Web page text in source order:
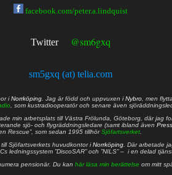
facebook.com/peter.a.lindquist
Twitter @sm6gxq
sm5gxq (at) telia.com
iNorrköping . Jag är född och uppvuxen iNybro , men
, som kustradiooperatör och senare även
min arbetsplats till Västra Frölunda, Göteborg, där jag
sjö- och flygräddningsledare (samt ibland även
Rescue”, som sedan 1995 tillhörSjöfartsverket
Sjöfartsverkets huvudkontor iNorrköping . Där arbetade
ledningssystem ”DiscoSAR” och ”NILS” – i en delad
pensionär. Du kan här läsa min berättelse om mitt